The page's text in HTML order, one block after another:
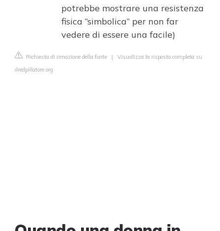
potrebbe mostrare una resistenza
fisica “simbolica” per non far
vedere di essere una facile)
Richiesta di rimozione della fonte | Visualizza la risposta completa su
ilredpillatore.org